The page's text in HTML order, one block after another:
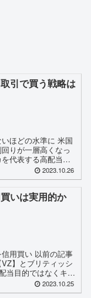
引で買う戦略は
ほどの水準に 米国
りが一層高くなっ
代表する高配当株
【VZ】は配当利...
2023.10.26
いは実用的か
用買い 以前の記事
】とブリティッシ
当目的ではなくキャ
信用買い...2023.10.25